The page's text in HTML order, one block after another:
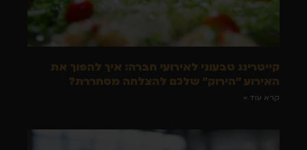
קייטרינג טבעוני לאירועי חברה: איך להפוך את
האירוע "הירוק" שלכם להצלחה מסחררת?
קרא עוד »